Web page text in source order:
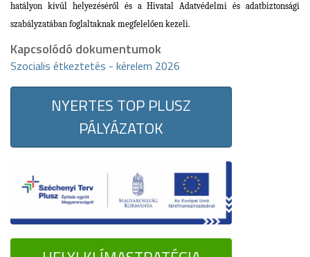
hatályon kívül helyezéséről és a Hivatal Adatvédelmi és adatbiztonsági
szabályzatában foglaltaknak megfelelően kezeli.
Kapcsolódó dokumentumok
Szocialis étkeztetés - kérelem 2026
NYERTES TOP PLUSZ
PÁLYÁZATOK